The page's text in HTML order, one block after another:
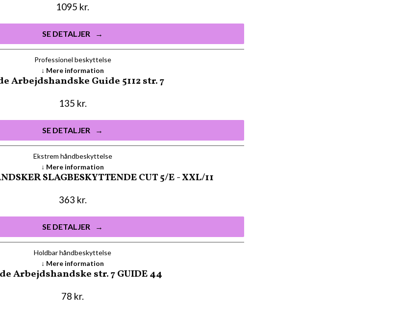
1095 kr.
SE DETALJER
Professionel beskyttelse
Arbejdshandske Guide 5112 str. 7
135 kr.
SE DETALJER
Mere information
Ekstrem håndbeskyttelse
SLAGBESKYTTENDE CUT 5/E - XXL/11
363 kr.
SE DETALJER
Mere information
Holdbar håndbeskyttelse
Arbejdshandske str. 7 GUIDE 44
78 kr.
Mere information